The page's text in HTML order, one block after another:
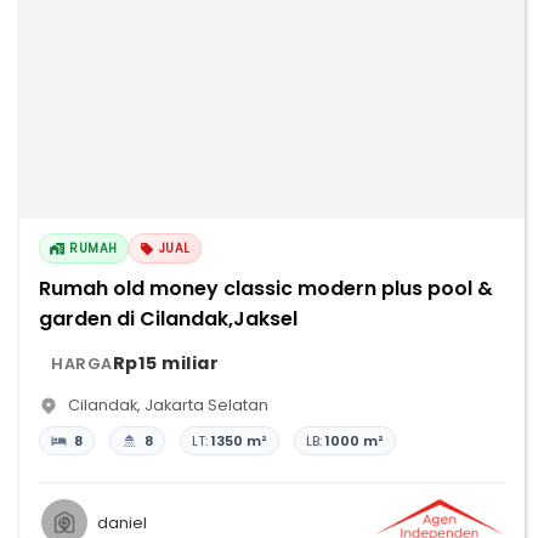
RUMAH JUAL
Rumah old money classic modern plus pool &
garden di Cilandak,Jaksel
HARGARp15 miliar
Cilandak, Jakarta Selatan
8 8 LT:1350 m² LB:1000 m²
daniel